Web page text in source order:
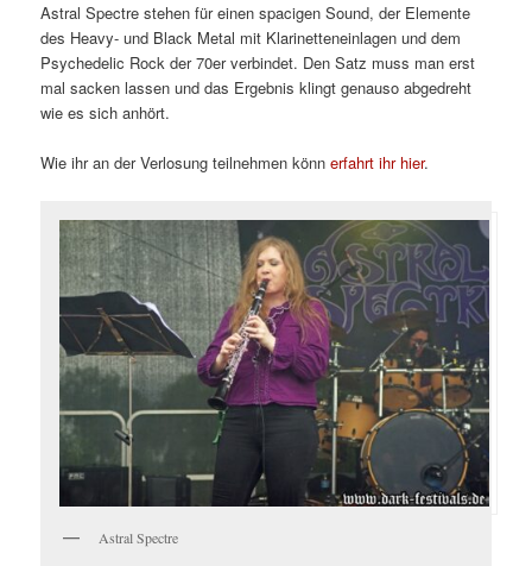
Astral Spectre stehen für einen spacigen Sound, der Elemente
des Heavy- und Black Metal mit Klarinetteneinlagen und dem
Psychedelic Rock der 70er verbindet. Den Satz muss man erst
mal sacken lassen und das Ergebnis klingt genauso abgedreht
wie es sich anhört.
Wie ihr an der Verlosung teilnehmen könnerfahrt ihr hier.
Astral Spectre